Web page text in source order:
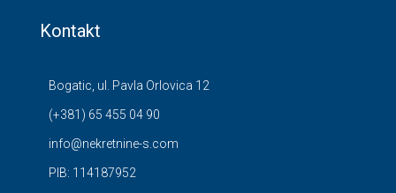
Kontakt
Bogatic, ul. Pavla Orlovica 12
(+381) 65 455 04 90
info@nekretnine-s.com
PIB: 114187952